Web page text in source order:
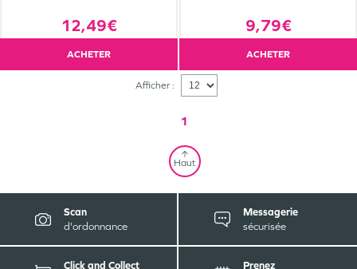
12,49€
ACHETER
9,79€
ACHETER
Afficher :
1
Haut
Scan
d'ordonnance
Messagerie
sécurisée
Click and Collect
Prenez